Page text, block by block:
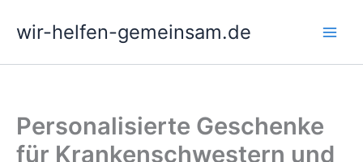
Inhaltwir-helfen-gemeinsam.de
Personalisierte Geschenke
für Krankenschwestern und